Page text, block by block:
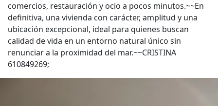
comercios, restauración y ocio a pocos minutos.~~En
definitiva, una vivienda con carácter, amplitud y una
ubicación excepcional, ideal para quienes buscan
calidad de vida en un entorno natural único sin
renunciar a la proximidad del mar.~~CRISTINA
610849269;